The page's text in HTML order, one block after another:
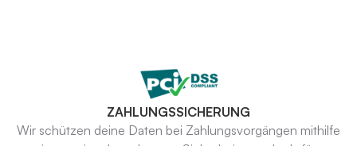
ZAHLUNGSSICHERUNG
Wir schützen deine Daten bei Zahlungsvorgängen mithilfe